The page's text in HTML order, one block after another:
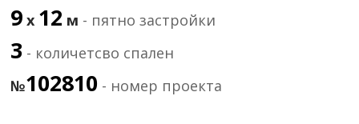
9 х 12 м - пятно застройки
3 - количетсво спален
№102810 - номер проекта